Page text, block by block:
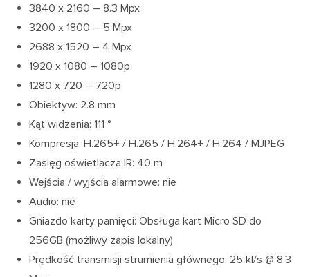
3840 x 2160 – 8.3 Mpx
3200 x 1800 – 5 Mpx
2688 x 1520 – 4 Mpx
1920 x 1080 – 1080p
1280 x 720 – 720p
Obiektyw: 2.8 mm
Kąt widzenia: 111 °
Kompresja: H.265+ / H.265 / H.264+ / H.264 / MJPEG
Zasięg oświetlacza IR: 40 m
Wejścia / wyjścia alarmowe: nie
Audio: nie
Gniazdo karty pamięci: Obsługa kart Micro SD do
256GB (możliwy zapis lokalny)
Prędkość transmisji strumienia głównego: 25 kl/s @ 8.3